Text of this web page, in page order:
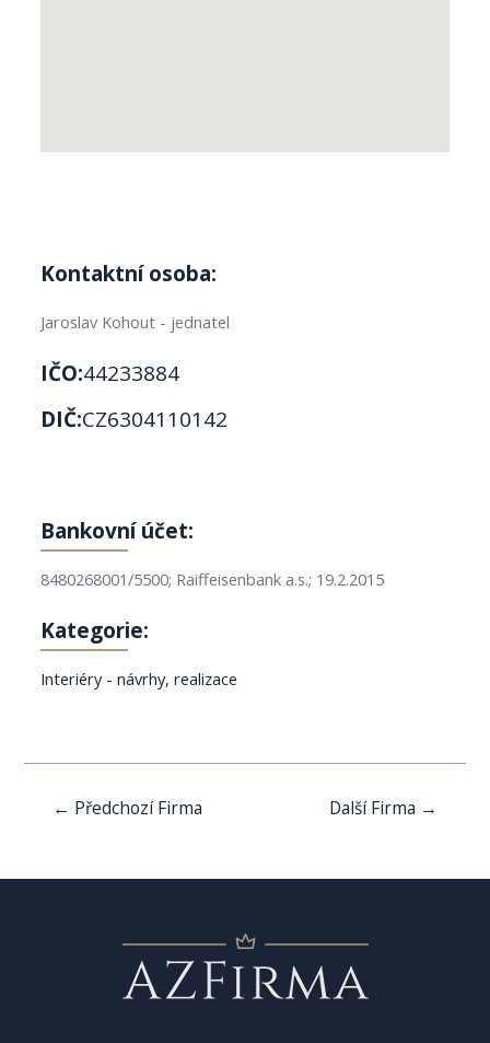
Kontaktní osoba:
Jaroslav Kohout - jednatel
IČO:44233884
DIČ:CZ6304110142
Bankovní účet:
8480268001/5500; Raiffeisenbank a.s.; 19.2.2015
Kategorie:
Interiéry - návrhy, realizace
Navigace
← Předchozí Firma Další Firma →